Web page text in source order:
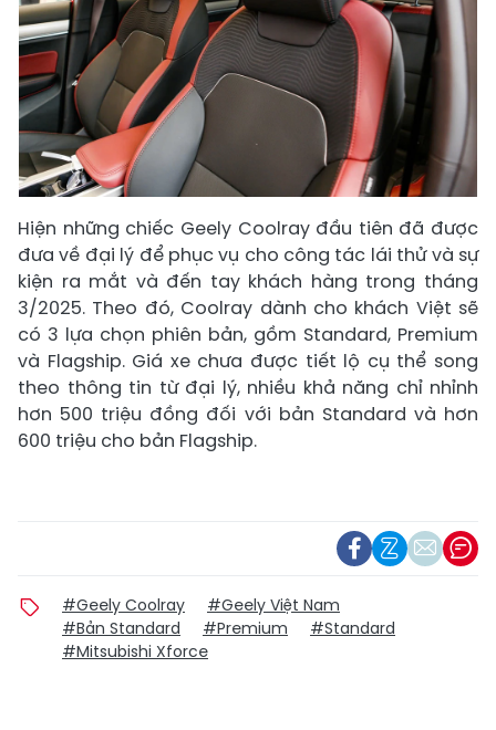
Hiện những chiếc Geely Coolray đầu tiên đã được
đưa về đại lý để phục vụ cho công tác lái thử và sự
kiện ra mắt và đến tay khách hàng trong tháng
3/2025. Theo đó, Coolray dành cho khách Việt sẽ
có 3 lựa chọn phiên bản, gồm Standard, Premium
và Flagship. Giá xe chưa được tiết lộ cụ thể song
theo thông tin từ đại lý, nhiều khả năng chỉ nhỉnh
hơn 500 triệu đồng đối với bản Standard và hơn
600 triệu cho bản Flagship.
#Geely Coolray
#Geely Việt Nam
#Bản Standard
#Premium
#Standard
#Mitsubishi Xforce